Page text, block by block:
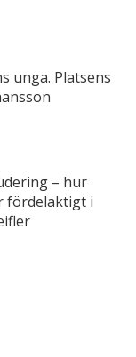
unga. Platsens
– hur
fördelaktigt i